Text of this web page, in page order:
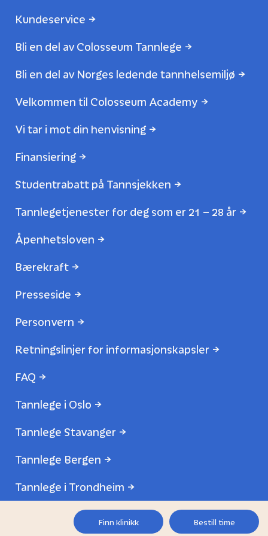
Kundeservice
Bli en del av Colosseum Tannlege
Bli en del av Norges ledende tannhelsemiljø
Velkommen til Colosseum Academy
Vi tar i mot din henvisning
Finansiering
Studentrabatt på Tannsjekken
Tannlegetjenester for deg som er 21 – 28 år
Åpenhetsloven
Bærekraft
Presseside
Personvern
Retningslinjer for informasjonskapsler
FAQ
Tannlege i Oslo
Tannlege Stavanger
Tannlege Bergen
Tannlege i Trondheim
Finn klinikk Bestill time